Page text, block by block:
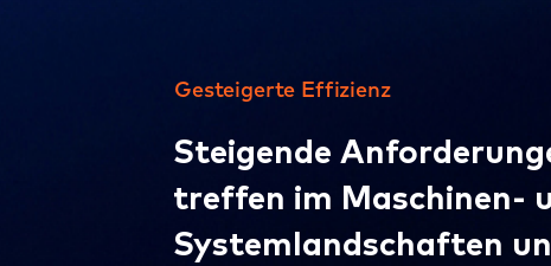
Gesteigerte Effizienz
Steigende
treffen im Maschinen-
Systemlandschaften